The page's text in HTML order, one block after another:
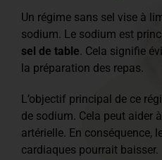
Un régime sans sel vise à
sodium. Le sodium est
sel de table. Cela signifie
la préparation des repas.
L’objectif principal de ce
de sodium. Cela peut aider
artérielle. En conséquence,
cardiaques pourrait baisser.